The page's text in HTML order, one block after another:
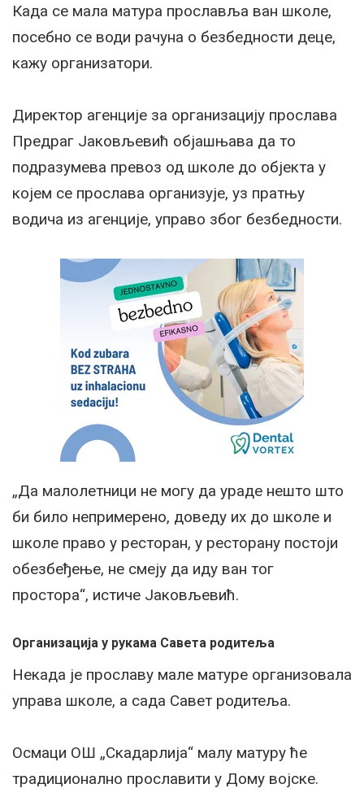
Када се мала матура прославља ван школе,
посебно се води рачуна о безбедности деце,
кажу организатори.
Директор агенције за организацију прослава
Предраг Јаковљевић објашњава да то
подразумева превоз од школе до објекта у
којем се прослава организује, уз пратњу
водича из агенције, управо због безбедности.
„Да малолетници не могу да ураде нешто што
би било непримерено, доведу их до школе и
школе право у ресторан, у ресторану постоји
обезбеђење, не смеју да иду ван тог
простора“, истиче Јаковљевић.
Организација у рукама Савета родитеља
Некада је прославу мале матуре организовала
управа школе, а сада Савет родитеља.
Осмаци ОШ „Скадарлија“ малу матуру ће
традиционално прославити у Дому војске.